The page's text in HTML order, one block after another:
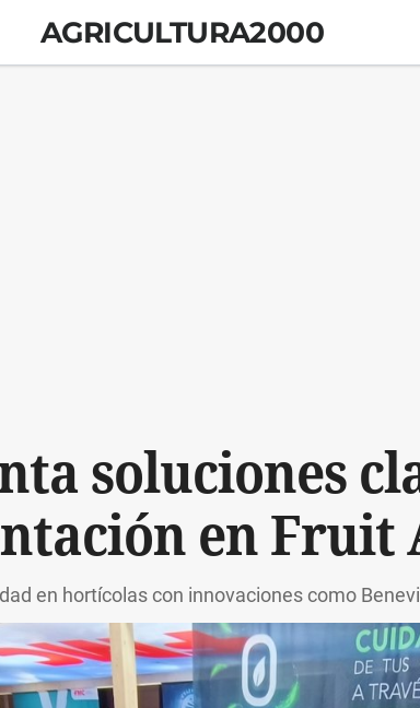
AGRICULTURA2000
soluciones
en
en hortícolas con innovaciones como